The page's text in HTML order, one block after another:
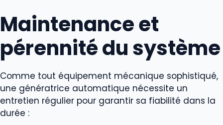
Maintenance et
pérennité du système
Comme tout équipement mécanique sophistiqué,
une génératrice automatique nécessite un
entretien régulier pour garantir sa fiabilité dans la
durée :